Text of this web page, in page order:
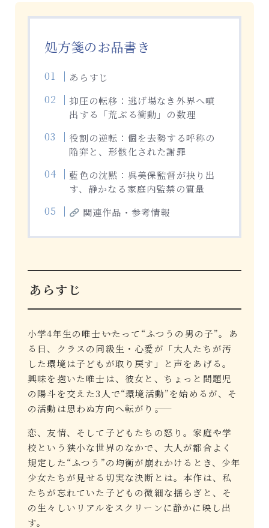
処方箋のお品書き
あらすじ
抑圧の転移：逃げ場なき外界へ噴
出する「荒ぶる衝動」の数理
役割の逆転：個を去勢する呼称の
陥穽と、形骸化された謝罪
藍色の沈黙：呉美保監督が抉り出
す、静かなる家庭内監禁の質量
関連作品・参考情報
あらすじ
小学4年生の唯士――いたって“ふつうの男の子”。あ
る日、クラスの同級生・心愛が「大人たちが汚
した環境は子どもが取り戻す」と声をあげる。
興味を抱いた唯士は、彼女と、ちょっと問題児
の陽斗を交えた3人で“環境活動”を始めるが、そ
の活動は思わぬ方向へ転がり――。
恋、友情、そして子どもたちの怒り。家庭や学
校という狭小な世界のなかで、大人が都合よく
規定した“ふつう”の均衡が崩れかけるとき、少年
少女たちが見せる切実な決断とは。本作は、私
たちが忘れていた子どもの微細な揺らぎと、そ
の生々しいリアルをスクリーンに静かに映し出
す。